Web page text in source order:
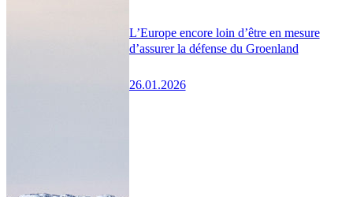
L’Europe encore loin d’être en mesure
d’assurer la défense du Groenland
26.01.2026